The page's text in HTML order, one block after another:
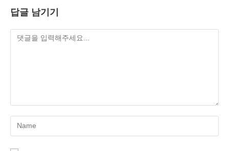
답글 남기기
Enter
your
name